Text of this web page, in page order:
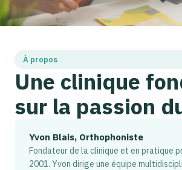
À propos
Une clinique
sur la passion
Yvon Blais, Orthophoniste
Fondateur de la clinique et en pratique
2001. Yvon dirige une équipe